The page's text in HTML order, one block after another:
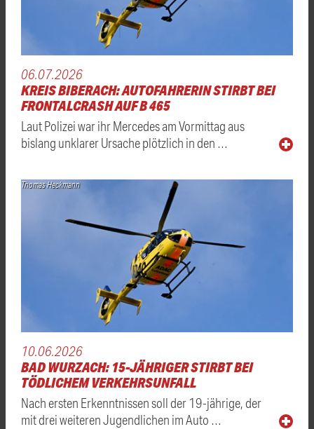
06.07.2026
KREIS BIBERACH: AUTOFAHRERIN STIRBT BEI
FRONTALCRASH AUF B 465
Laut Polizei war ihr Mercedes am Vormittag aus
bislang unklarer Ursache plötzlich in den …
Thomas Heckmann
10.06.2026
BAD WURZACH: 15-JÄHRIGER STIRBT BEI
TÖDLICHEM VERKEHRSUNFALL
Nach ersten Erkenntnissen soll der 19-jährige, der
mit drei weiteren Jugendlichen im Auto …